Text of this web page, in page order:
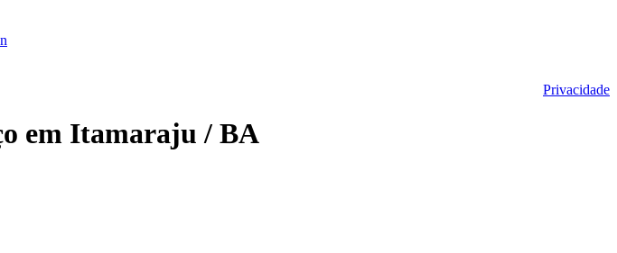
Privacidade
em Itamaraju / BA